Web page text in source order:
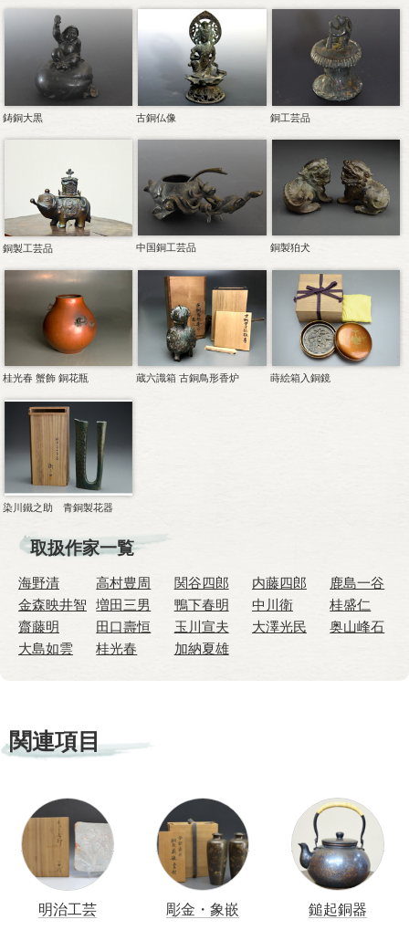
鋳銅大黒 古銅仏像 銅工芸品
銅製工芸品 中国銅工芸品 銅製狛犬
桂光春 蟹飾 銅花瓶 蔵六識箱 古銅鳥形香炉 蒔絵箱入銅鏡
染川鐵之助 青銅製花器
取扱作家一覧
海野清 高村豊周 関谷四郎 内藤四郎
鹿島一谷
金森映井智
増田三男 鴨下春明 中川衛
桂盛仁
齋藤明
田口壽恒 玉川宣夫 大澤光民
奥山峰石
大島如雲
桂光春 加納夏雄
関連項目
明治工芸 彫金・象嵌 鎚起銅器